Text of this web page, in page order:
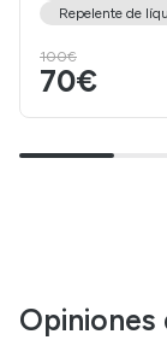
Repelente de
100€
70€